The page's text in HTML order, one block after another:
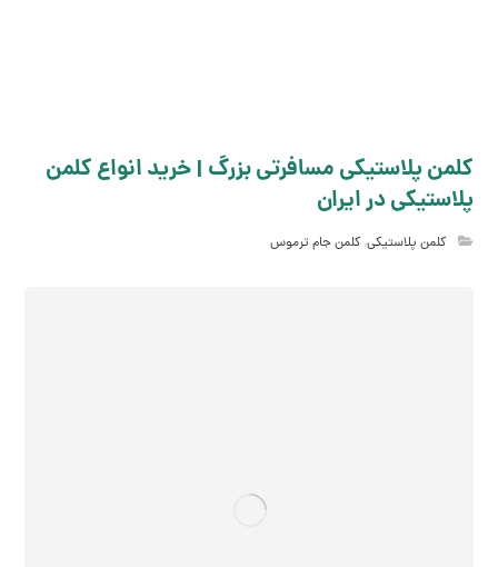
کلمن پلاستیکی مسافرتی بزرگ | خرید انواع کلمن
پلاستیکی در ایران
کلمن پلاستیکی,کلمن جام ترموس